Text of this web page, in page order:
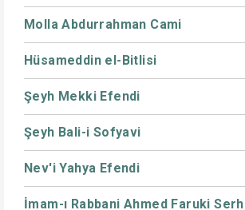
Molla Abdurrahman Cami
Hüsameddin el-Bitlisi
Şeyh Mekki Efendi
Şeyh Bali-i Sofyavi
Nev'i Yahya Efendi
İmam-ı Rabbani Ahmed Faruki